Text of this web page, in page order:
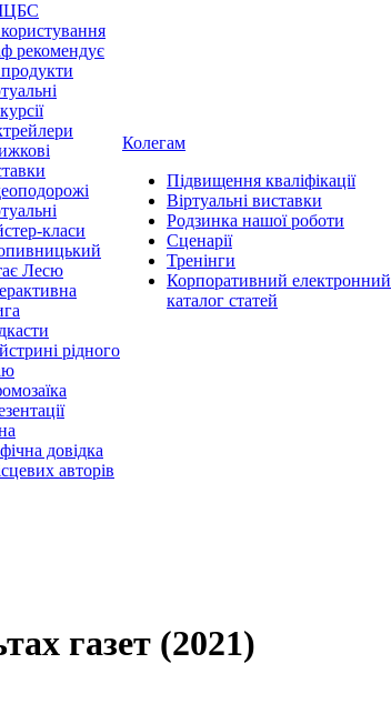
рекомендує
класи
Лесю
рідного
довідка
авторів
Колегам
Підвищення кваліфікації
Віртуальні виставки
Родзинка нашої роботи
Сценарії
Тренінги
Корпоративний електронний
каталог статей
газет (2021)